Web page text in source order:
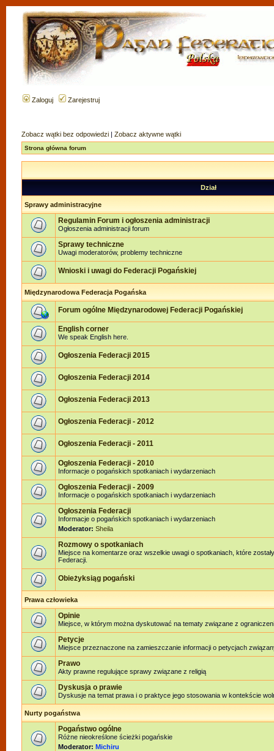
Zaloguj Zarejestruj
Zobacz wątki bez odpowiedzi | Zobacz aktywne wątki
Strona główna forum
Dział
Sprawy administracyjne
Regulamin Forum i ogłoszenia administracji
Ogłoszenia administracji forum
Sprawy techniczne
Uwagi moderatorów, problemy techniczne
Wnioski i uwagi do Federacji Pogańskiej
Międzynarodowa Federacja Pogańska
Forum ogólne Międzynarodowej Federacji Pogańskiej
English corner
We speak English here.
Ogłoszenia Federacji 2015
Ogłoszenia Federacji 2014
Ogłoszenia Federacji 2013
Ogłoszenia Federacji - 2012
Ogłoszenia Federacji - 2011
Ogłoszenia Federacji - 2010
Informacje o pogańskich spotkaniach i wydarzeniach
Ogłoszenia Federacji - 2009
Informacje o pogańskich spotkaniach i wydarzeniach
Ogłoszenia Federacji
Informacje o pogańskich spotkaniach i wydarzeniach
Moderator: Sheila
Rozmowy o spotkaniach
Miejsce na komentarze oraz wszelkie uwagi o spotkaniach, które
Federacji.
Obieżyksiąg pogański
Prawa człowieka
Opinie
Miejsce, w którym można dyskutować na tematy związane z
Petycje
Miejsce przeznaczone na zamieszczanie informacji o petycjach
Prawo
Akty prawne regulujące sprawy związane z religią
Dyskusja o prawie
Dyskusje na temat prawa i o praktyce jego stosowania w kontekście
Nurty pogaństwa
Pogaństwo ogólne
Różne nieokreślone ścieżki pogańskie
Moderator: Michiru